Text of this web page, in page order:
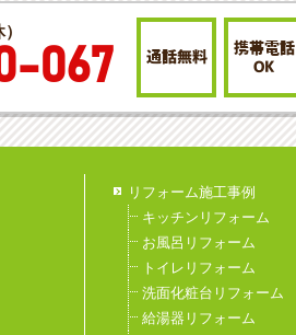
067 通話無料
携帯電話
OK
リフォーム施工事例
キッチンリフォーム
お風呂リフォーム
トイレリフォーム
洗面化粧台リフォーム
給湯器リフォーム